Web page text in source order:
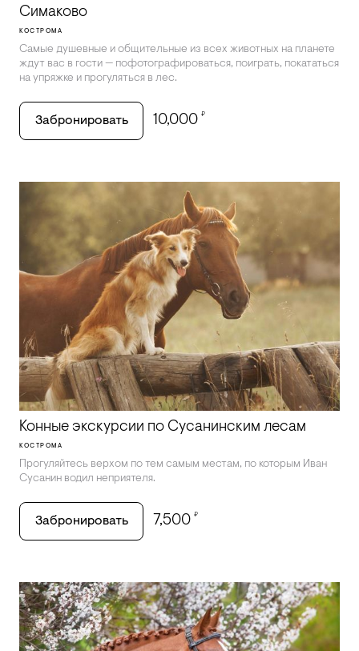
Симаково
КОСТРОМА
Самые душевные и общительные из всех животных на планете
ждут вас в гости — пофотографироваться, поиграть, покататься
на упряжке и прогуляться в лес.
Забронировать 10,000 ₽
Конные экскурсии по Сусанинским лесам
КОСТРОМА
Прогуляйтесь верхом по тем самым местам, по которым Иван
Сусанин водил неприятеля.
Забронировать 7,500 ₽